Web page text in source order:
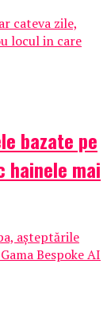
cateva zile,
locul in care
bazate pe
mai
așteptările
Bespoke AI